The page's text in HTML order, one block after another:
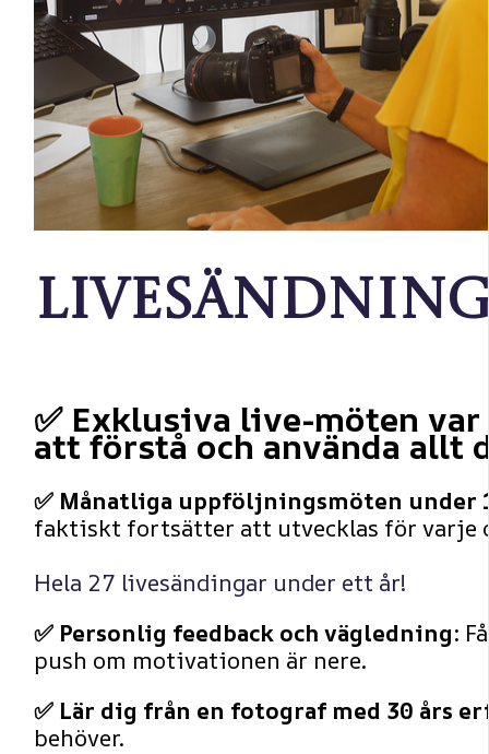
✅ Exklusiva live-möten
att förstå och använda allt
✅ Månatliga uppföljningsmöten under
faktiskt fortsätter att utvecklas för varje
Hela 27 livesändingar under ett år!
✅ Personlig feedback och vägledning:
push om motivationen är nere.
✅ Lär dig från en fotograf med 30 års
behöver.